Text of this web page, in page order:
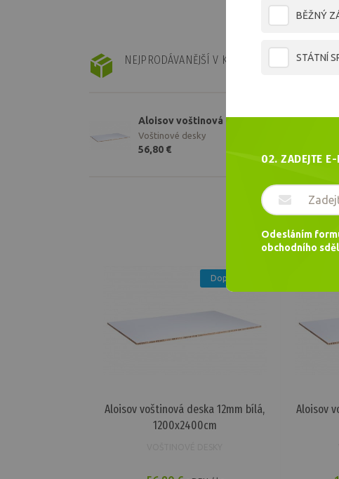
NEJPRODÁVANĚJŠÍ V KATEGORII
Aloisov voštinová deska 12mm bílá,
Voštinové desky
56,80 €
Aloisov voštinová deska 12mm bílá,
Aloisov voštinová deska 20mm bílá,
114,11 €
17,12 €
Doporučujeme
Aloisov voštinová deska 12mm bílá,
1200x2400cm
Aloisov
BĚŽNÝ
STÁTNÍ
02. ZADEJTE
Odesláním
obchodního